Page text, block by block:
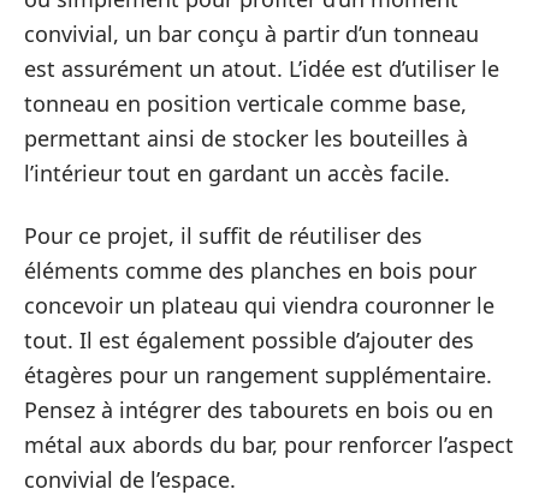
convivial, un bar conçu à partir d’un tonneau
est assurément un atout. L’idée est d’utiliser le
tonneau en position verticale comme base,
permettant ainsi de stocker les bouteilles à
l’intérieur tout en gardant un accès facile.
Pour ce projet, il suffit de réutiliser des
éléments comme des planches en bois pour
concevoir un plateau qui viendra couronner le
tout. Il est également possible d’ajouter des
étagères pour un rangement supplémentaire.
Pensez à intégrer des tabourets en bois ou en
métal aux abords du bar, pour renforcer l’aspect
convivial de l’espace.